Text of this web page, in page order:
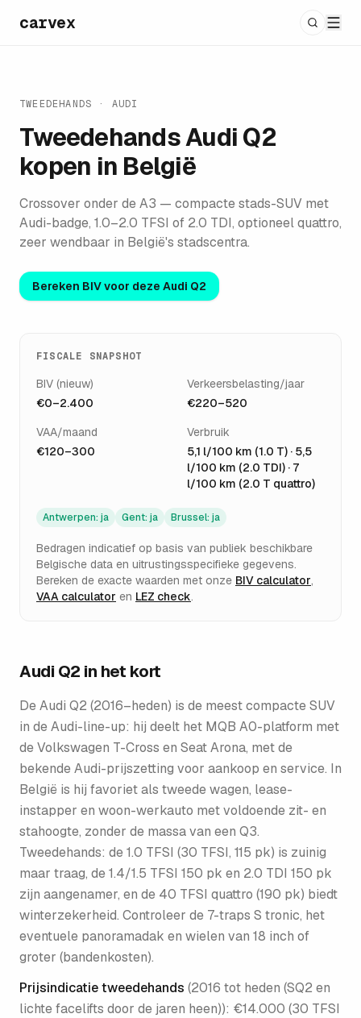
carvex
TWEEDEHANDS · AUDI
TweedehandsAudi Q2
kopen in België
Crossover onder de A3 — compacte stads-SUV met
Audi-badge, 1.0–2.0 TFSI of 2.0 TDI, optioneel quattro,
zeer wendbaar in België's stadscentra.
Bereken BIV voor deze Audi Q2
FISCALE SNAPSHOT
BIV (nieuw)
€0–2.400
Verkeersbelasting/jaar
€220–520
VAA/maand
€120–300
Verbruik
5,1 l/100 km (1.0 T) · 5,5
l/100 km (2.0 TDI) · 7
l/100 km (2.0 T quattro)
Antwerpen: ja Gent: ja Brussel: ja
Bedragen indicatief op basis van publiek beschikbare
Belgische data en uitrustingsspecifieke gegevens.
Bereken de exacte waarden met onze BIV calculator,
VAA calculator en LEZ check.
Audi Q2 in het kort
De Audi Q2 (2016–heden) is de meest compacte SUV
in de Audi-line-up: hij deelt het MQB A0-platform met
de Volkswagen T-Cross en Seat Arona, met de
bekende Audi-prijszetting voor aankoop en service. In
België is hij favoriet als tweede wagen, lease-
instapper en woon-werkauto met voldoende zit- en
stahoogte, zonder de massa van een Q3.
Tweedehands: de 1.0 TFSI (30 TFSI, 115 pk) is zuinig
maar traag, de 1.4/1.5 TFSI 150 pk en 2.0 TDI 150 pk
zijn aangenamer, en de 40 TFSI quattro (190 pk) biedt
winterzekerheid. Controleer de 7-traps S tronic, het
eventuele panoramadak en wielen van 18 inch of
groter (bandenkosten).
Prijsindicatie tweedehands (2016 tot heden (SQ2 en
lichte facelifts door de jaren heen)): €14.000 (30 TFSI